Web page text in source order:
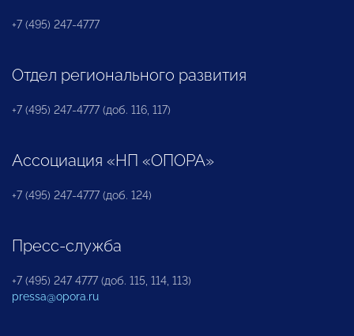
+7 (495) 247-4777
Отдел регионального развития
+7 (495) 247-4777 (доб. 116, 117)
Ассоциация «НП «ОПОРА»
+7 (495) 247-4777 (доб. 124)
Пресс-служба
+7 (495) 247 4777 (доб. 115, 114, 113)
pressa@opora.ru